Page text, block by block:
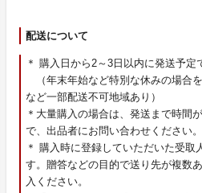
配送について
＊ 購入日から2～3日以内に発送予定
（年末年始など特別な休みの場合
など一部配送不可地域あり）
＊大量購入の場合は、発送まで時間
で、出品者にお問い合わせください。
＊ 購入時に登録していただいた受取
す。贈答などの目的で送り先が複数
入ください。